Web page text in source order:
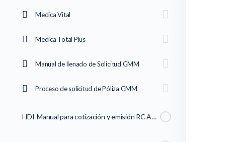
Medica Vital
Medica Total Plus
Manual de llenado de Solicitud GMM
Proceso de solicitud de Póliza GMM
HDI-Manual para cotización y emisión RC Agente